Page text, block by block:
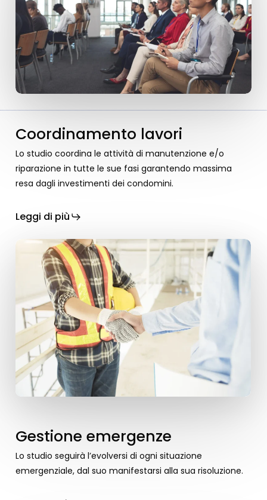
Coordinamento lavori
Lo studio coordina le attività di manutenzione e/o
riparazione in tutte le sue fasi garantendo massima
resa dagli investimenti dei condomini.
Leggi di più
Gestione emergenze
Lo studio seguirà l’evolversi di ogni situazione
emergenziale, dal suo manifestarsi alla sua risoluzione.